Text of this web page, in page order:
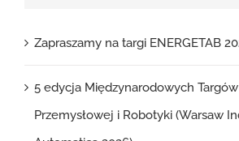
Zapraszamy na targi ENERGETAB
5 edycja Międzynarodowych
Przemysłowej i Robotyki (Warsaw